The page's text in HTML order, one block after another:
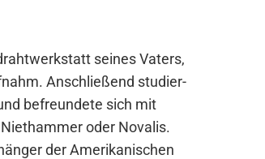
sei­nes Vaters,
Anschlie­ßend stu­dier­
befreun­de­te sich mit
oder Nova­lis.
der Ame­ri­ka­ni­schen